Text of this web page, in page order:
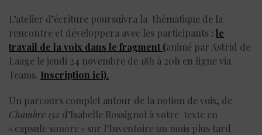
L’atelier d’écriture poursuivra la thématique de la
rencontre et développera avec les participants : le
travail de la voix dans le fragment (animé par Astrid de
Laage le jeudi 24 novembre de 18h à 20h en ligne via
Teams. Inscription ici).
Un parcours complet autour de la notion de voix, de
Chambre 152 d’Isabelle Rossignol à votre texte en
« capsule sonore » sur l’Inventoire un mois plus tard.